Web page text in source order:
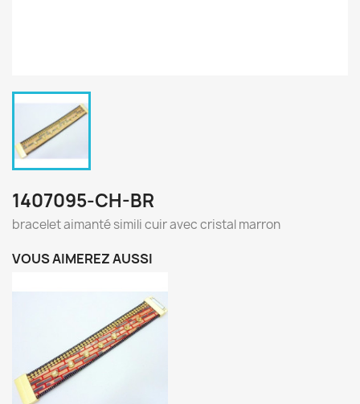
1407095-CH-BR
bracelet aimanté simili cuir avec cristal marron
VOUS AIMEREZ AUSSI